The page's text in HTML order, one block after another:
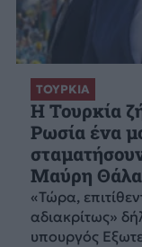
ΤΟΥΡΚΙΑ
Η Τουρκία
Ρωσία ένα
Μαύρη
«Τώρα,
αδιακρίτως»
υπουργός